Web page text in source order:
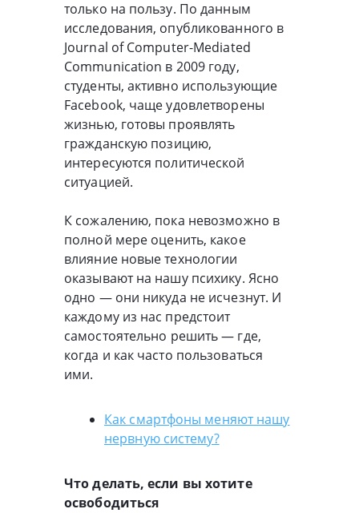
только на пользу. По данным
исследования, опубликованного в
Journal of Computer-Mediated
Communication в 2009 году,
студенты, активно использующие
Facebook, чаще удовлетворены
жизнью, готовы проявлять
гражданскую позицию,
интересуются политической
ситуацией.
К сожалению, пока невозможно в
полной мере оценить, какое
влияние новые технологии
оказывают на нашу психику. Ясно
одно — они никуда не исчезнут. И
каждому из нас предстоит
самостоятельно решить — где,
когда и как часто пользоваться
ими.
Как смартфоны меняют нашу
нервную систему?
Что делать, если вы хотите
освободиться